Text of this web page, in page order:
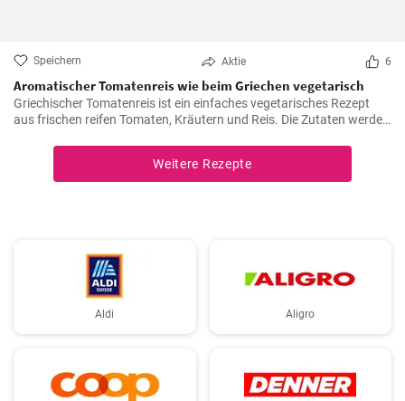
Speichern Aktie 6
Aromatischer Tomatenreis wie beim Griechen vegetarisch
Griechischer Tomatenreis ist ein einfaches vegetarisches Rezept
aus frischen reifen Tomaten, Kräutern und Reis. Die Zutaten werden
Fetakäse genossen. Schnell und einfach zubereitet.
Weitere Rezepte
Aldi Aligro